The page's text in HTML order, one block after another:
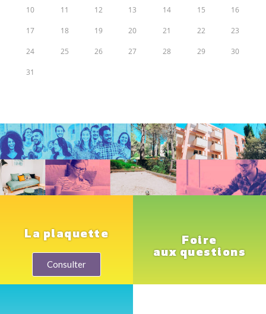
10 11 12 13 14 15 16
17 18 19 20 21 22 23
24 25 26 27 28 29 30
31
La plaquette
Consulter
Foire
aux questions